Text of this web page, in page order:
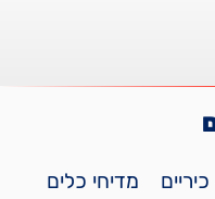
כיריים
מדיחי כלים